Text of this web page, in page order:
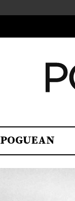
POGUEAN